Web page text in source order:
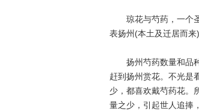
琼花与芍药，一个圣
表扬州(本土及迁居而来
扬州芍药数量和品种
赶到扬州赏花。不光是
少，都喜欢戴芍药花。
量之少，引起世人追捧